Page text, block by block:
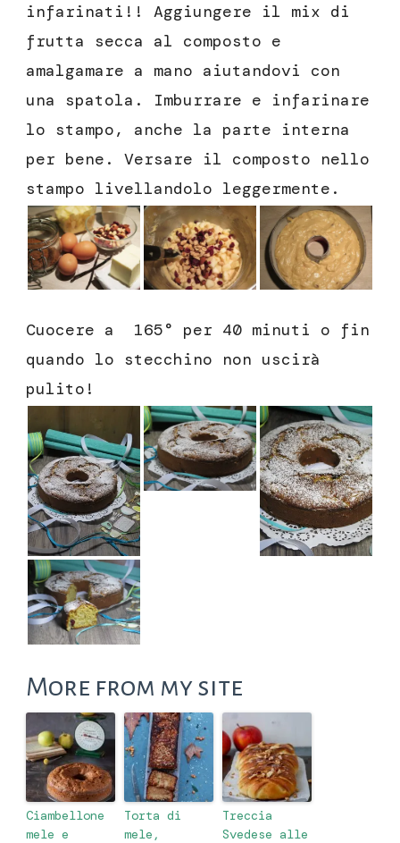
infarinati!! Aggiungere il mix di
frutta secca al composto e
amalgamare a mano aiutandovi con
una spatola. Imburrare e infarinare
lo stampo, anche la parte interna
per bene. Versare il composto nello
stampo livellandolo leggermente.
Cuocere a 165° per 40 minuti o fin
quando lo stecchino non uscirà
pulito!
More from my site
Ciambellone
mele e
Torta di
mele,
Treccia
Svedese alle